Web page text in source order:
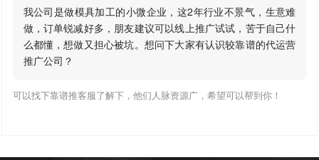
我公司是做模具加工的小微企业，这2年行业不景气，生意难
做，订单锐减好多，朋友建议可以线上推广试试，苦于自己什
么都懂，想做又担心被坑。想问下大家有认识较靠谱的代运营
推广公司？
可以找下靠谱推客服了解下，他们人脉资源广，希望可以帮到你！